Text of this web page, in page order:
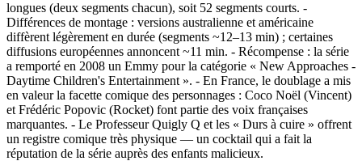
longues (deux segments chacun), soit 52 segments courts. -
Différences de montage : versions australienne et américaine
diffèrent légèrement en durée (segments ~12–13 min) ; certaines
diffusions européennes annoncent ~11 min. - Récompense : la série
a remporté en 2008 un Emmy pour la catégorie « New Approaches -
Daytime Children's Entertainment ». - En France, le doublage a mis
en valeur la facette comique des personnages : Coco Noël (Vincent)
et Frédéric Popovic (Rocket) font partie des voix françaises
marquantes. - Le Professeur Quigly Q et les « Durs à cuire » offrent
un registre comique très physique — un cocktail qui a fait la
réputation de la série auprès des enfants malicieux.